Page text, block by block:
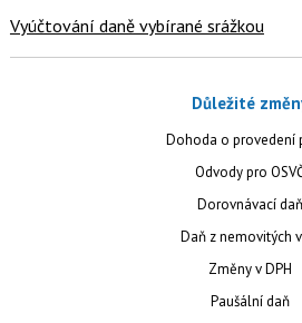
Vyúčtování daně vybírané srážkou
Důležité
Dohoda o provedení
Odvody pro
Dorovnávací daň
Daň z nemovitých
Změny v DPH
Paušální daň